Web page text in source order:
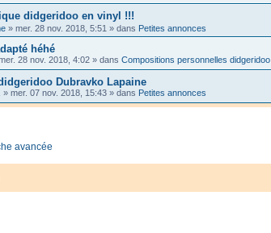
didgeridoo en vinyl !!!
» mer. 28 nov. 2018, 5:51 » dans Petites annonces
héhé
28 nov. 2018, 4:02 » dans Compositions personnelles didgeridoo
Dubravko Lapaine
» mer. 07 nov. 2018, 15:43 » dans Petites annonces
avancée